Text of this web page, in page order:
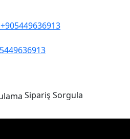
+905449636913
Sipariş Sorgula